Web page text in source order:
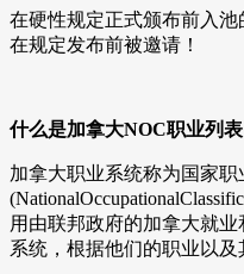
在硬性规定正式颁布前入
在规定发布前被邀请！
什么是加拿大NOC职业列表
加拿大职业系统称为国家职
用由联邦政府的加拿大就
系统，根据他们的职业以及